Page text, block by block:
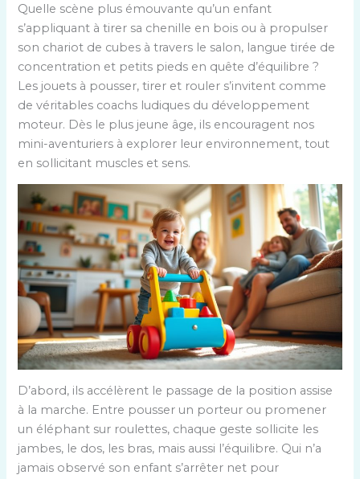
Quelle scène plus émouvante qu’un enfant
s’appliquant à tirer sa chenille en bois ou à propulser
son chariot de cubes à travers le salon, langue tirée de
concentration et petits pieds en quête d’équilibre ?
Les jouets à pousser, tirer et rouler s’invitent comme
de véritables coachs ludiques du développement
moteur. Dès le plus jeune âge, ils encouragent nos
mini-aventuriers à explorer leur environnement, tout
en sollicitant muscles et sens.
D’abord, ils accélèrent le passage de la position assise
à la marche. Entre pousser un porteur ou promener
un éléphant sur roulettes, chaque geste sollicite les
jambes, le dos, les bras, mais aussi l’équilibre. Qui n’a
jamais observé son enfant s’arrêter net pour